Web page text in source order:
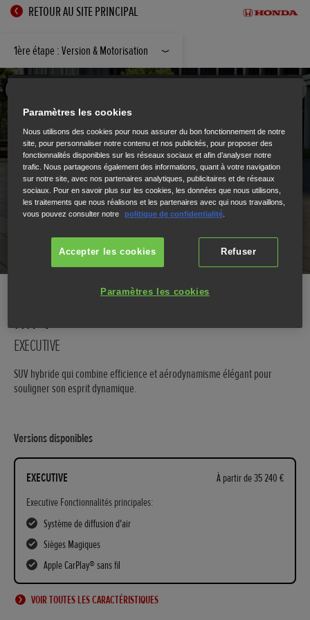
RETOUR AU SITE PRINCIPAL
1ère étape : Version & Motorisation
HR-V
EXECUTIVE
SUV hybride qui combine efficience et aérodynamisme élégant pour
souligner son esprit dynamique.
Versions disponibles
EXECUTIVE
À partir de 35 240 €
Executive Fonctionnalités principales:
Système de diffusion d'air
Sièges Magiques
Apple CarPlay® sans fil
VOIR TOUTES LES CARACTÉRISTIQUES
Paramètres les cookies
Nous utilisons des cookies pour nous assurer du bon fonctionnement de notre
site, pour personnaliser notre contenu et nos publicités, pour proposer des
fonctionnalités disponibles sur les réseaux sociaux et afin d’analyser notre
trafic. Nous partageons également des informations, quant à votre navigation
sur notre site, avec nos partenaires analytiques, publicitaires et de réseaux
sociaux. Pour en savoir plus sur les cookies, les données que nous utilisons,
les traitements que nous réalisons et les partenaires avec qui nous travaillons,
vous pouvez consulter notre
politique de confidentialité
Refuser
Accepter les cookies
Paramètres les cookies